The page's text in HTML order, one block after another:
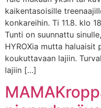
kaikentasoisille
konkareihin. Ti 11.8. klo
Tunti on suunnattu
HYROXia mutta haluaisit
koukuttavaan lajiin.
lajiin […]